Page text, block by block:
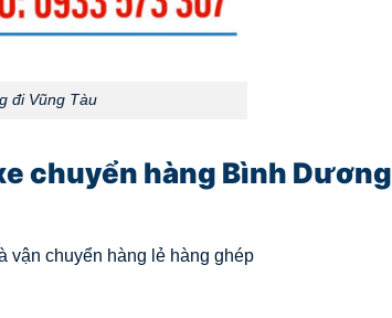
đi Vũng Tàu
chuyển hàng Bình Dương
vận chuyển hàng lẻ hàng ghép